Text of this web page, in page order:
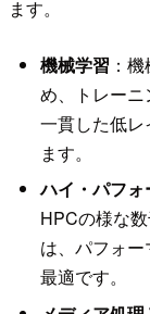
ます。
機械学習 ：
め、トレー
一貫した低
ます。
ハイ・パフォ
HPCの様な
は、パフォ
最適です。